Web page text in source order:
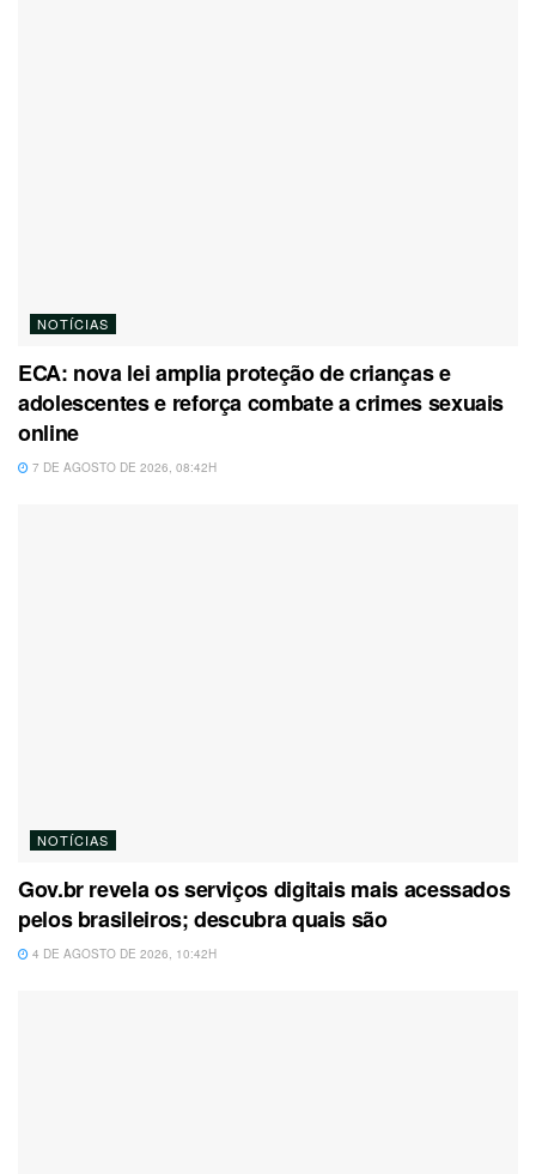
NOTÍCIAS
ECA: nova lei amplia proteção de crianças e
adolescentes e reforça combate a crimes sexuais
online
7 DE AGOSTO DE 2026, 08:42H
NOTÍCIAS
Gov.br revela os serviços digitais mais acessados
pelos brasileiros; descubra quais são
4 DE AGOSTO DE 2026, 10:42H